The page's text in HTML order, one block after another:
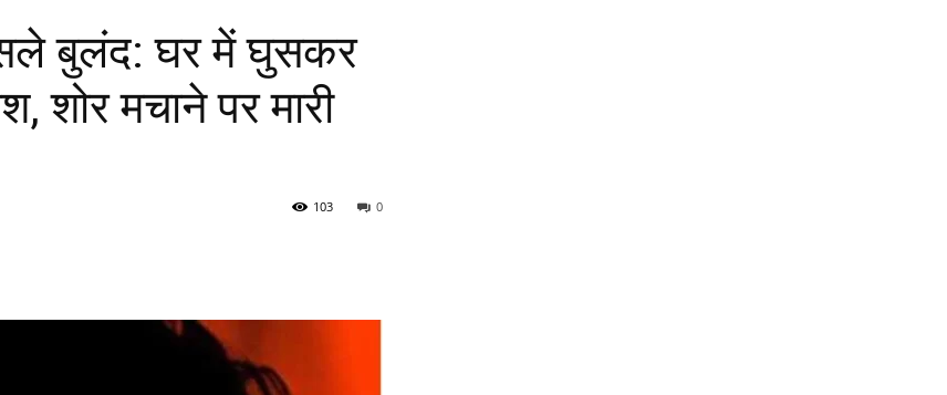
बुलंद: घर में घुसकर
शोर मचाने पर मारी
0
103